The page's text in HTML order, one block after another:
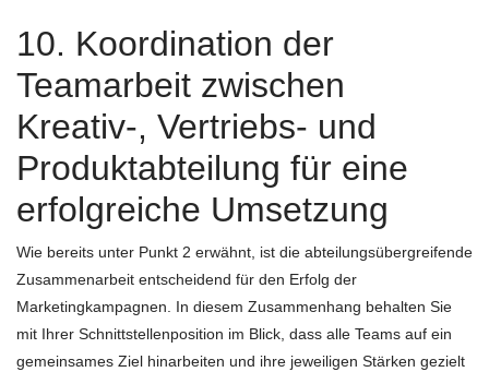
10. Koordination der
Teamarbeit zwischen
Kreativ-, Vertriebs- und
Produktabteilung für eine
erfolgreiche Umsetzung
Wie bereits unter Punkt 2 erwähnt, ist die abteilungsübergreifende
Zusammenarbeit entscheidend für den Erfolg der
Marketingkampagnen. In diesem Zusammenhang behalten Sie
mit Ihrer Schnittstellenposition im Blick, dass alle Teams auf ein
gemeinsames Ziel hinarbeiten und ihre jeweiligen Stärken gezielt